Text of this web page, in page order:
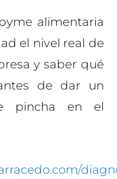
alimentaria
el nivel real de
y saber qué
de dar un
pincha en el